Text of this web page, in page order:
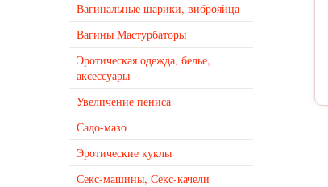
Вагинальные шарики, виброяйца
Вагины Мастурбаторы
Эротическая одежда, белье,
аксессуары
Увеличение пениса
Садо-мазо
Эротические куклы
Секс-машины, Секс-качели